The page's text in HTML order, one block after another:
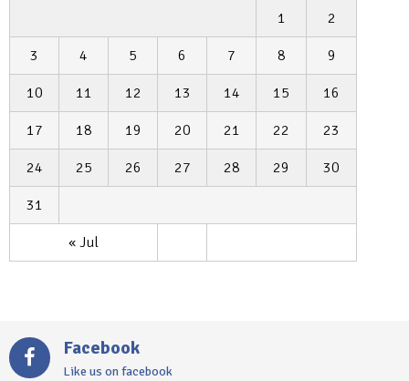
« Jul
1 2
3 4 5 6 7 8 9
10 11 12 13 14 15 16
17 18 19 20 21 22 23
24 25 26 27 28 29 30
31
Facebook
Like us on facebook